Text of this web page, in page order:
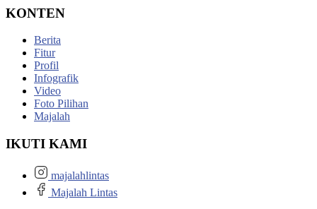
KONTEN
Berita
Fitur
Profil
Infografik
Video
Foto Pilihan
Majalah
IKUTI KAMI
majalahlintas
Majalah Lintas